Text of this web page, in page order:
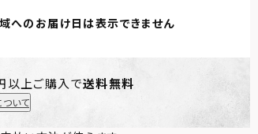
へのお届け日は表示できません
上ご購入で送料無料
いて